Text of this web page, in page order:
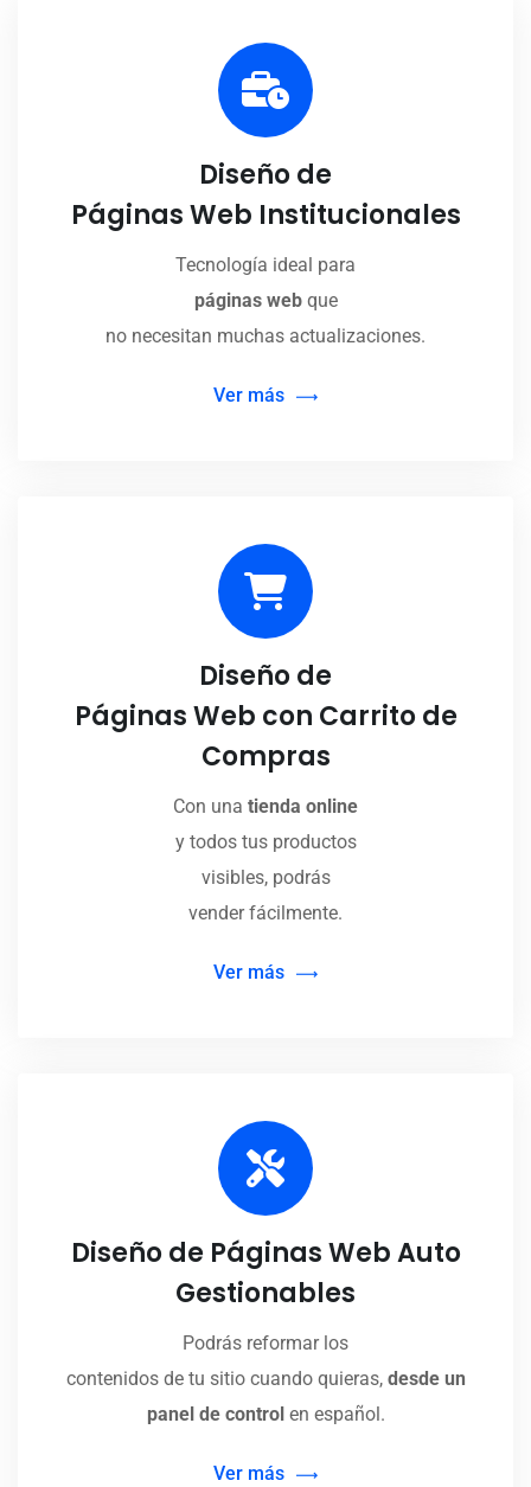
Diseño de
Páginas Web Institucionales
Tecnología ideal para
páginas webque
no necesitan muchas actualizaciones.
Ver más
Diseño de
Páginas Web con Carrito de
Compras
Con una tienda online
y todos tus productos
visibles, podrás
vender fácilmente.
Ver más
Diseño de Páginas Web Auto
Gestionables
Podrás reformar los
contenidos de tu sitio cuando quieras, desde un
panel de control en español.
Ver más